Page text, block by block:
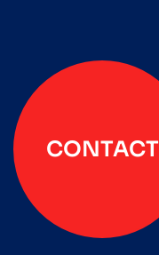
CONTACT